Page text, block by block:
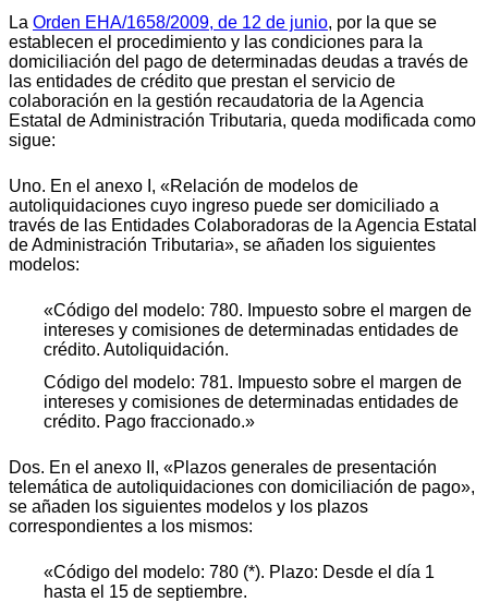
La Orden EHA/1658/2009, de 12 de junio, por la que se
establecen el procedimiento y las condiciones para la
domiciliación del pago de determinadas deudas a través de
las entidades de crédito que prestan el servicio de
colaboración en la gestión recaudatoria de la Agencia
Estatal de Administración Tributaria, queda modificada como
sigue:
Uno. En el anexo I, «Relación de modelos de
autoliquidaciones cuyo ingreso puede ser domiciliado a
través de las Entidades Colaboradoras de la Agencia Estatal
de Administración Tributaria», se añaden los siguientes
modelos:
«Código del modelo: 780. Impuesto sobre el margen de
intereses y comisiones de determinadas entidades de
crédito. Autoliquidación.
Código del modelo: 781. Impuesto sobre el margen de
intereses y comisiones de determinadas entidades de
crédito. Pago fraccionado.»
Dos. En el anexo II, «Plazos generales de presentación
telemática de autoliquidaciones con domiciliación de pago»,
se añaden los siguientes modelos y los plazos
correspondientes a los mismos:
«Código del modelo: 780 (*). Plazo: Desde el día 1
hasta el 15 de septiembre.